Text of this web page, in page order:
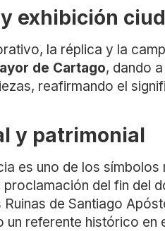
exhibición
la réplica y la
de Cartago, dando
reafirmando el
y patrimonial
es uno de los
del fin del
de Santiago
un referente histórico